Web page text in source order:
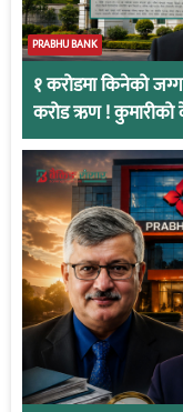
PRABHU BANK
१ करोडमा किनेको
करोड ऋण !